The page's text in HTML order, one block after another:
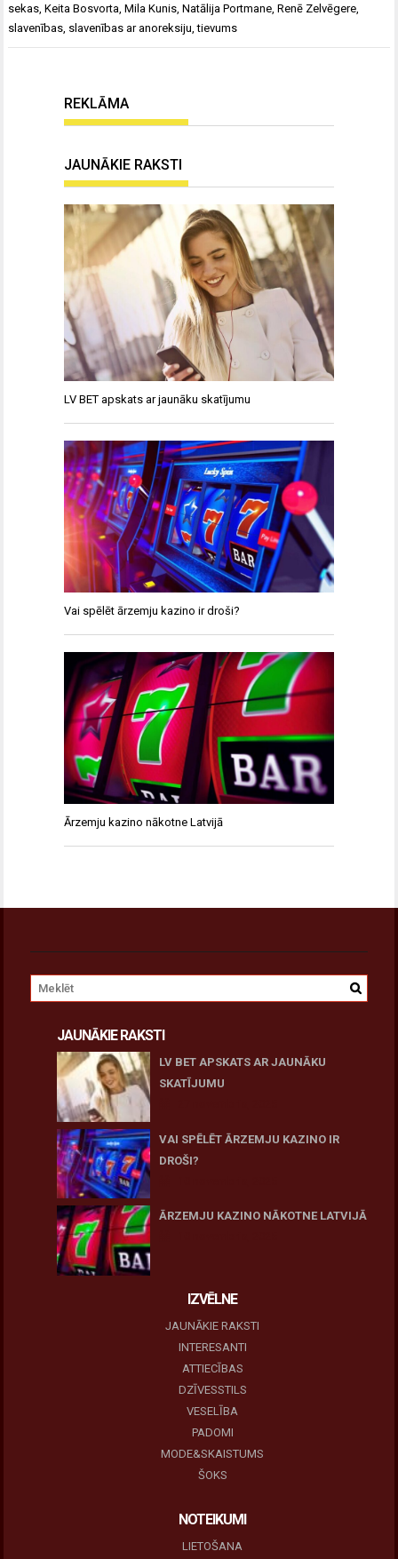
sekas ,Keita Bosvorta ,Mila Kunis ,Natālija Portmane ,Renē Zelvēgere
slavenības slavenības ar anoreksiju ,tievums
REKLĀMA
JAUNĀKIE RAKSTI
LV BET apskats ar jaunāku skatījumu
Vai spēlēt ārzemju kazino ir droši?
Ārzemju kazino nākotne Latvijā
JAUNĀKIE RAKSTI
LV BET APSKATS AR JAUNĀKU
SKATĪJUMU
VAI SPĒLĒT ĀRZEMJU KAZINO IR
DROŠI?
ĀRZEMJU KAZINO NĀKOTNE LATVIJĀ
IZVĒLNE
JAUNĀKIE RAKSTI
INTERESANTI
ATTIECĪBAS
DZĪVESSTILS
VESELĪBA
PADOMI
MODE&SKAISTUMS
ŠOKS
NOTEIKUMI
LIETOŠANA